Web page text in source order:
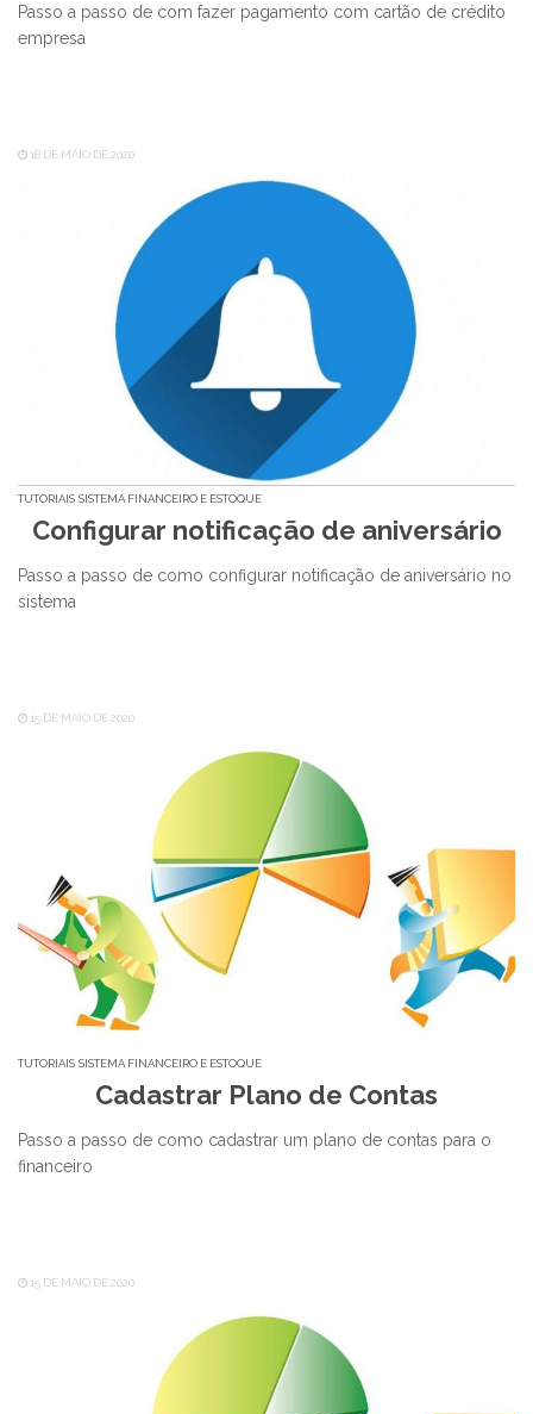
Passo a passo de com fazer pagamento com cartão de crédito
empresa
18 DE MAIO DE 2020
TUTORIAIS SISTEMA FINANCEIRO E ESTOQUE
Configurar notificação de aniversário
Passo a passo de como configurar notificação de aniversário no
sistema
15 DE MAIO DE 2020
TUTORIAIS SISTEMA FINANCEIRO E ESTOQUE
Cadastrar Plano de Contas
Passo a passo de como cadastrar um plano de contas para o
financeiro
15 DE MAIO DE 2020